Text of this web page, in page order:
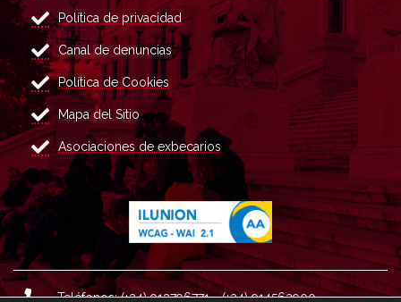
Política de privacidad
Canal de denuncias
Política de Cookies
Mapa del Sitio
Asociaciones de exbecarios
Teléfonos: (+34) 913796771 - (+34) 914562900